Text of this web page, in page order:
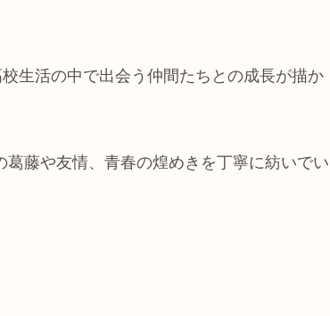
生活の中で出会う仲間たちとの成長が描か
藤や友情、青春の煌めきを丁寧に紡いでい